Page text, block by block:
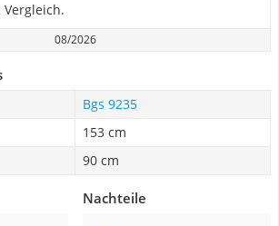
08/2026
Bgs 9235
153 cm
90 cm
Nachteile